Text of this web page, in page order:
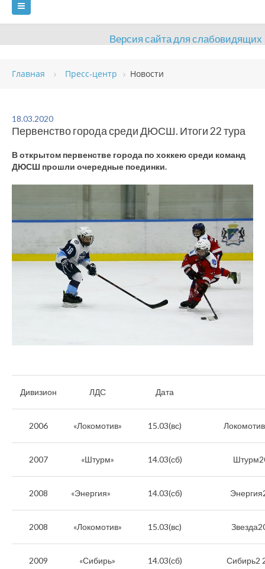
Версия сайта для слабовидящих
ГЛАВНАЯ
ВИДЫ СПОРТА
ОЦЕНКА КАЧЕСТВА ОБРАЗОВАНИЯ
Главная Пресс-центр Новости
18.03.2020
Первенство города среди ДЮСШ. Итоги 22 тура
В открытом первенстве города по хоккею среди команд
ДЮСШ прошли очередные поединки.
Дивизион ЛДС Дата
2006 «Локомотив» 15.03(вс)
2007 «Штурм» 14.03(сб)
2008 «Энергия» 14.03(сб)
2008 «Локомотив» 15.03(вс)
2009 «Сибирь» 14.03(сб) Сибирь2